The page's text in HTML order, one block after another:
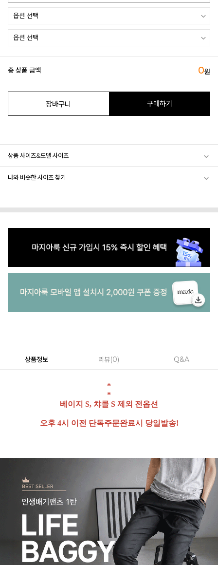
총 상품 금액 0원
장바구니 구매하기
상품 사이즈&모델 사이즈
나와 비슷한 사이즈 찾기
상품정보 리뷰 0 Q&A
*
*
베이지 S, 챠콜 S 제외 전옵션
오후 4시 이전 단독주문완료시 당일발송!